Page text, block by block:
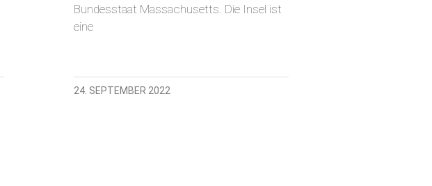
Bundesstaat Massachusetts. Die Insel ist
eine
24. SEPTEMBER 2022